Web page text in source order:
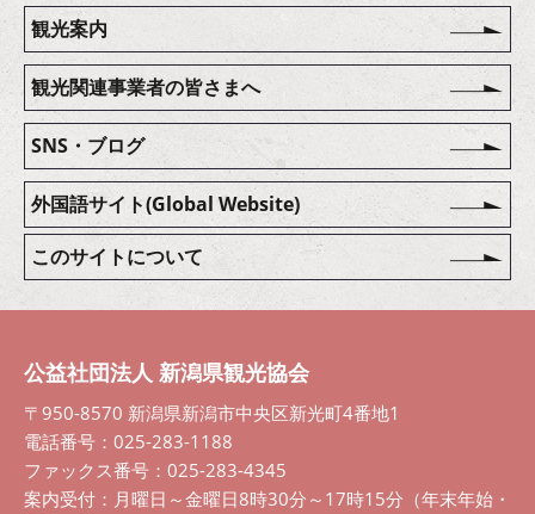
観光案内
観光関連事業者の皆さまへ
SNS・ブログ
外国語サイト(Global Website)
このサイトについて
公益社団法人 新潟県観光協会
〒950-8570 新潟県新潟市中央区新光町4番地1
電話番号：025-283-1188
ファックス番号：025-283-4345
案内受付：月曜日～金曜日8時30分～17時15分（年末年始・